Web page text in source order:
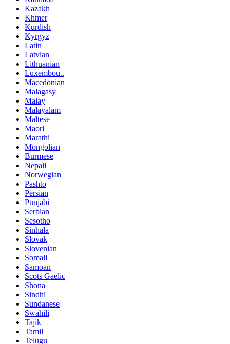
Kazakh
Khmer
Kurdish
Kyrgyz
Latin
Latvian
Lithuanian
Luxembou..
Macedonian
Malagasy
Malay
Malayalam
Maltese
Maori
Marathi
Mongolian
Burmese
Nepali
Norwegian
Pashto
Persian
Punjabi
Serbian
Sesotho
Sinhala
Slovak
Slovenian
Somali
Samoan
Scots Gaelic
Shona
Sindhi
Sundanese
Swahili
Tajik
Tamil
Telugu